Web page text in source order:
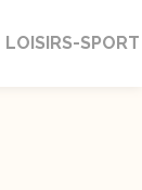
LOISIRS-SPORT